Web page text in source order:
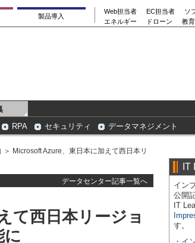
製品導入
Web担当者 EC担当者
ソ
エネルギー
ドローン 教
RPA セキュリティ データマネジメント
＞ Microsoft Azure、東日本に加えて西日本リ
データセンター記事一覧へ
て西日本リージョ
に
IT
イン
公開
IT
す。